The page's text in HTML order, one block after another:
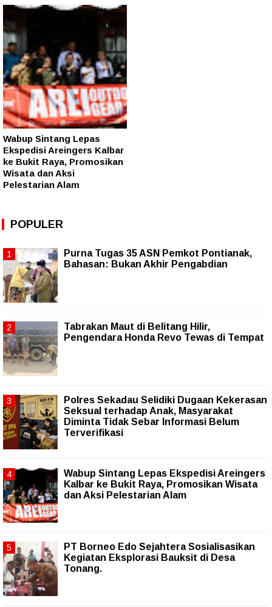
Wabup Sintang Lepas
Ekspedisi Areingers Kalbar
ke Bukit Raya, Promosikan
Wisata dan Aksi
Pelestarian Alam
POPULER
Purna Tugas 35 ASN Pemkot Pontianak,
Bahasan: Bukan Akhir Pengabdian
Tabrakan Maut di Belitang Hilir,
Pengendara Honda Revo Tewas di Tempat
Polres Sekadau Selidiki Dugaan Kekerasan
Seksual terhadap Anak, Masyarakat
Diminta Tidak Sebar Informasi Belum
Terverifikasi
Wabup Sintang Lepas Ekspedisi Areingers
Kalbar ke Bukit Raya, Promosikan Wisata
dan Aksi Pelestarian Alam
PT Borneo Edo Sejahtera Sosialisasikan
Kegiatan Eksplorasi Bauksit di Desa
Tonang.